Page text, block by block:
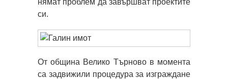
си.
От община Велико Търново в момента
са задвижили процедура за изграждане